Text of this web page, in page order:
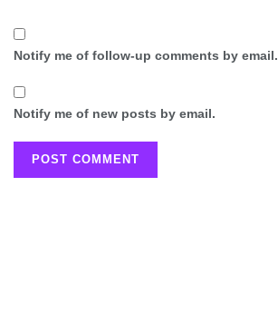
Notify me of follow-up comments by email.
Notify me of new posts by email.